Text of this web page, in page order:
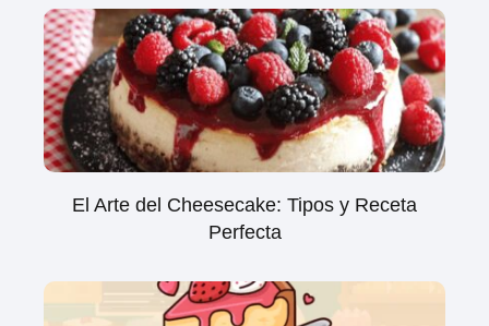
El Arte del Cheesecake: Tipos y Receta
Perfecta